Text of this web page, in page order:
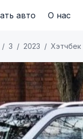
авто О нас
3 2023 Хэтчбек